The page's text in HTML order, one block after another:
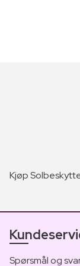
Kjøp
Spørsmål og